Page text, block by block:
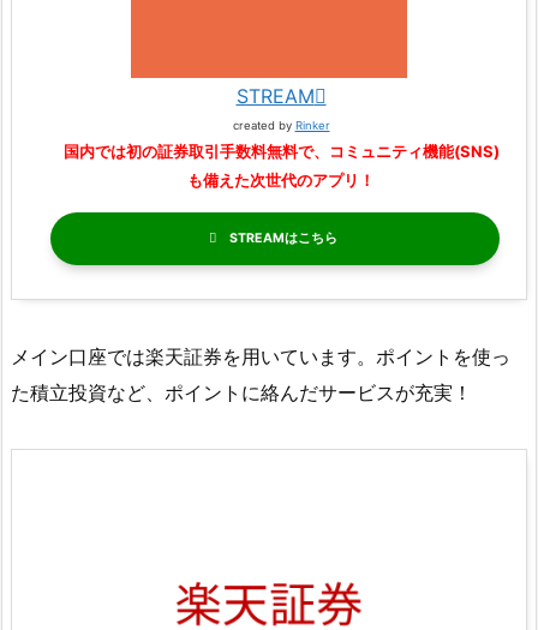
STREAM
created by Rinker
国内では初の証券取引手数料無料で、コミュニティ機能(SNS)
も備えた次世代のアプリ！
STREAM
メイン口座では楽天証券を用いています。ポイントを使っ
た積立投資など、ポイントに絡んだサービスが充実！